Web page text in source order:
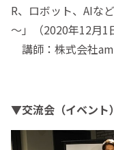
R、ロボット、AIな
～」（2020年12月1
講師：株式会社
▼交流会（イベント）